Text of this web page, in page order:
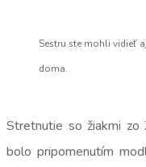
Sestru ste mohli vidieť
doma.
Stretnutie so žiakmi zo
bolo pripomenutím